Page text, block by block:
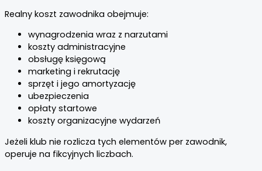
Realny koszt zawodnika obejmuje:
wynagrodzenia wraz z narzutami
koszty administracyjne
obsługę księgową
marketing i rekrutację
sprzęt i jego amortyzację
ubezpieczenia
opłaty startowe
koszty organizacyjne wydarzeń
Jeżeli klub nie rozlicza tych elementów per zawodnik,
operuje na fikcyjnych liczbach.